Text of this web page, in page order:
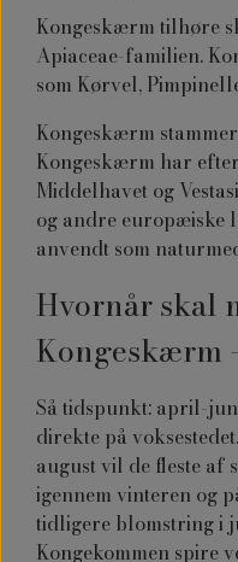
Kongeskærm tilhøre
Apiaceae-familien.
som Kørvel,
Kongeskærm
Kongeskærm har
Middelhavet og
og andre europæiske
anvendt som
Hvornår skal
Kongeskærm
Så tidspunkt: april-
direkte på
august vil de fleste af
igennem vinteren og
tidligere blomstring i
Kongekommen spire